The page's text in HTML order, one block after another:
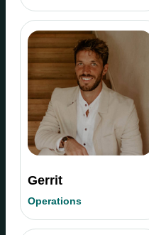
Gerrit
Operations